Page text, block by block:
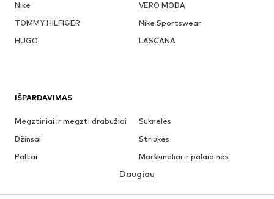
Nike
VERO MODA
TOMMY HILFIGER
Nike Sportswear
HUGO
LASCANA
IŠPARDAVIMAS
Megztiniai ir megzti drabužiai
Suknelės
Džinsai
Striukės
Paltai
Marškinėliai ir palaidinės
Apatiniai
Sijonai
Palaidinės ir tunikos
Daugiau